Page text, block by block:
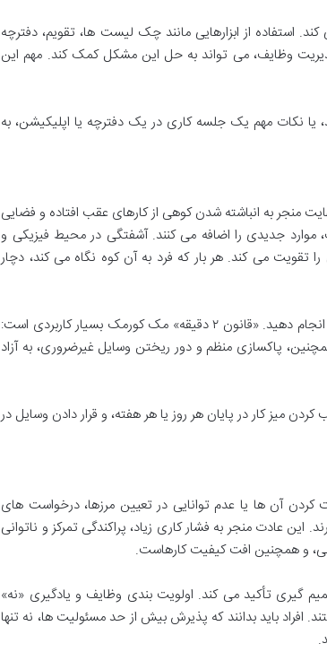
استفاده از ابزارهایی مانند چک لیست ها، تقویم، دفترچه
وظایف، می تواند به حل این مشکل کمک کند. مهم این
یا نکات مهم یک جلسه کاری در یک دفترچه یا اپلیکیشن، به
منجر به انباشته شدن کوهی از کارهای عقب افتاده و فضایی
موارد جدیدی را اضافه می کنند. آشفتگی در محیط فیزیکی و
می کند. هر بار که فرد به آن کوه نگاه می کند، دچار
او توصیه می کند کارهای کوچک را به محض دریافت، انجام دهید. «قانون ۲ دقیقه» مک کورمک بسیار کاربردی است:
همچنین، پاکسازی منظم و دور ریختن وسایل غیرضروری، به آزاد
میز کار در پایان هر روز یا هر هفته، و قرار دادن وسایل در
کردن آن ها یا عدم توانایی در تعیین مرزها، درخواست های
عادت منجر به فشار کاری زیاد، پراکندگی تمرکز و ناتوانی
و همچنین افت کیفیت کارهاست.
گیری تأکید می کند. اولویت بندی وظایف و یادگیری «نه»
افراد باید بدانند که پذیرش بیش از حد مسئولیت ها، نه تنها